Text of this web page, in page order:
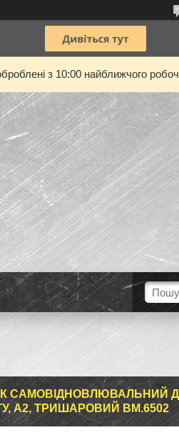
з 10:00 найближчого
САМОВІДНОВЛЮВАЛЬНИЙ
А2, ТРИШАРОВИЙ BM.6502